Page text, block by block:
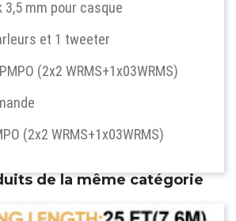
3,5 mm pour casque
et 1 tweeter
(2x2 WRMS+1x03WRMS)
(2x2 WRMS+1x03WRMS)
de la même catégorie